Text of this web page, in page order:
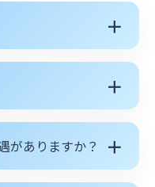
＋
＋
がありますか？ ＋